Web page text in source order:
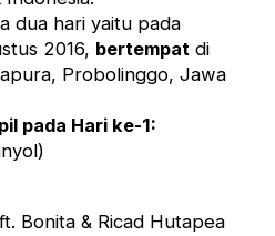
dua hari yaitu pada
2016, bertempat di
Probolinggo, Jawa
pada Hari ke-1:
Bonita & Ricad Hutapea